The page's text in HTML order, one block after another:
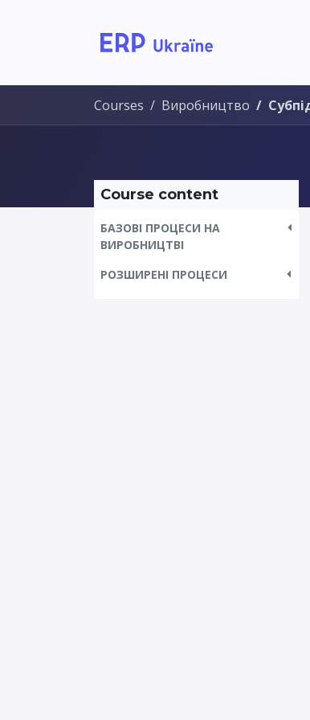
Courses Виробництво
Course content
БАЗОВІ ПРОЦЕСИ НА
ВИРОБНИЦТВІ
РОЗШИРЕНІ ПРОЦЕСИ